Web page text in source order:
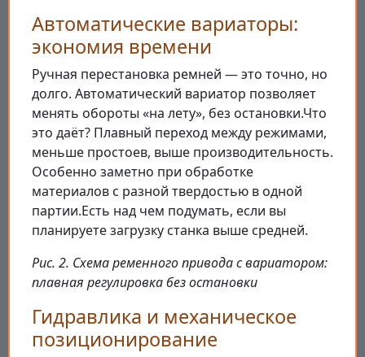
Автоматические вариаторы:
экономия времени
Ручная перестановка ремней — это точно, но
долго. Автоматический вариатор позволяет
менять обороты «на лету», без остановки.Что
это даёт? Плавный переход между режимами,
меньше простоев, выше производительность.
Особенно заметно при обработке
материалов с разной твердостью в одной
партии.Есть над чем подумать, если вы
планируете загрузку станка выше средней.
Рис. 2. Схема ременного привода с вариатором:
плавная регулировка без остановки
Гидравлика и механическое
позиционирование